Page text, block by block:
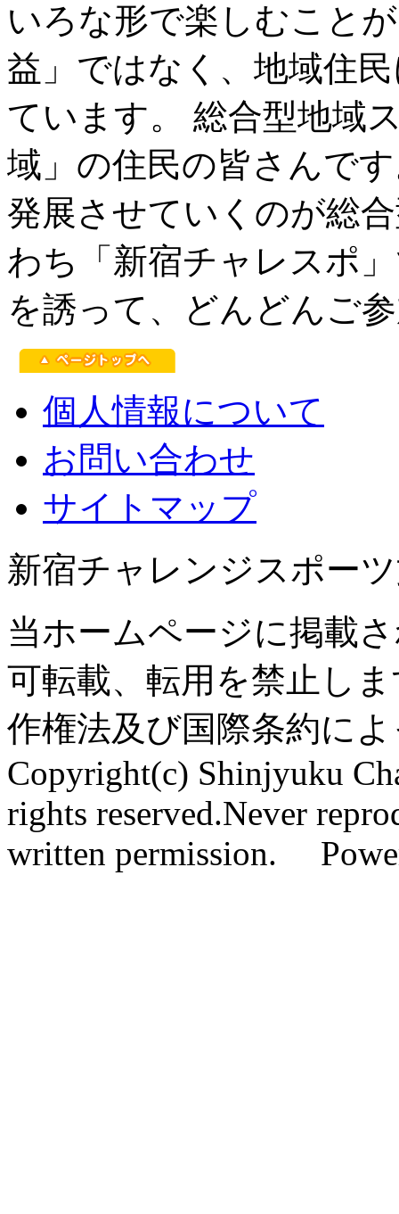
いろな形で楽しむこと
益」ではなく、地域住
ています。 総合型地域
域」の住民の皆さんで
発展させていくのが総
わち「新宿チャレスポ
を誘って、どんどんご
個人情報について
お問い合わせ
サイトマップ
新宿チャレンジスポー
当ホームページに掲載
可転載、転用を禁止し
作権法及び国際条約に
Copyright(c) Shinjyuku
rights reserved.Never
written permission.